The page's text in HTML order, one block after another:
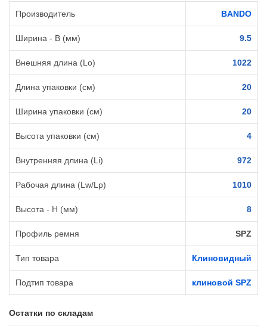
Производитель BANDO
Ширина - B (мм) 9.5
Внешняя длина (Lo) 1022
Длина упаковки (см) 20
Ширина упаковки (см) 20
Высота упаковки (см) 4
Внутренняя длина (Li) 972
Рабочая длина (Lw/Lp) 1010
Высота - H (мм) 8
Профиль ремня SPZ
Тип товара Клиновидный
Подтип товара клиновой SPZ
Остатки по складам